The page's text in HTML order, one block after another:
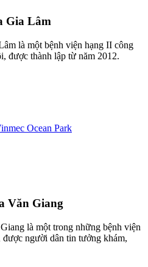
Gia Lâm
là một bệnh viện hạng II công
được thành lập từ năm 2012.
Ocean Park
Văn Giang
là một trong những bệnh viện
người dân tin tưởng khám,